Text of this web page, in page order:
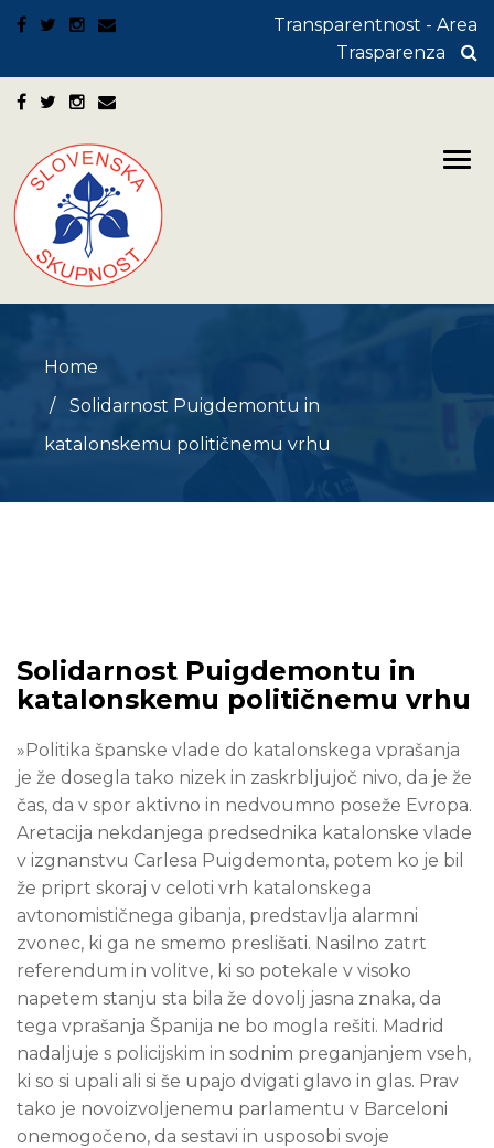
Transparentnost - Area
Trasparenza
Home
Solidarnost Puigdemontu in
katalonskemu političnemu vrhu
Solidarnost Puigdemontu in
katalonskemu političnemu vrhu
»Politika španske vlade do katalonskega vprašanja
je že dosegla tako nizek in zaskrbljujoč nivo, da je že
čas, da v spor aktivno in nedvoumno poseže Evropa.
Aretacija nekdanjega predsednika katalonske vlade
v izgnanstvu Carlesa Puigdemonta, potem ko je bil
že priprt skoraj v celoti vrh katalonskega
avtonomističnega gibanja, predstavlja alarmni
zvonec, ki ga ne smemo preslišati. Nasilno zatrt
referendum in volitve, ki so potekale v visoko
napetem stanju sta bila že dovolj jasna znaka, da
tega vprašanja Španija ne bo mogla rešiti. Madrid
nadaljuje s policijskim in sodnim preganjanjem vseh,
ki so si upali ali si še upajo dvigati glavo in glas. Prav
tako je novoizvoljenemu parlamentu v Barceloni
onemogočeno, da sestavi in usposobi svoje